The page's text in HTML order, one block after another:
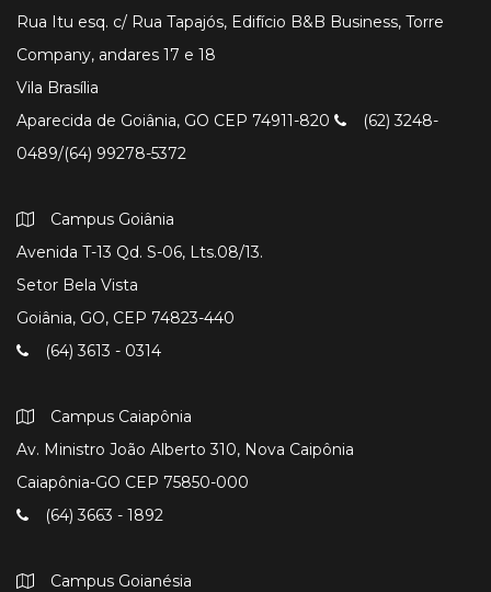
Rua Itu esq. c/ Rua Tapajós, Edifício B&B Business, Torre
Company, andares 17 e 18
Vila Brasília
Aparecida de Goiânia, GO CEP 74911-820
(62) 3248-
0489/(64) 99278-5372
Campus Goiânia
Avenida T-13 Qd. S-06, Lts.08/13.
Setor Bela Vista
Goiânia, GO, CEP 74823-440
(64) 3613 - 0314
Campus Caiapônia
Av. Ministro João Alberto 310, Nova Caipônia
Caiapônia-GO CEP 75850-000
(64) 3663 - 1892
Campus Goianésia